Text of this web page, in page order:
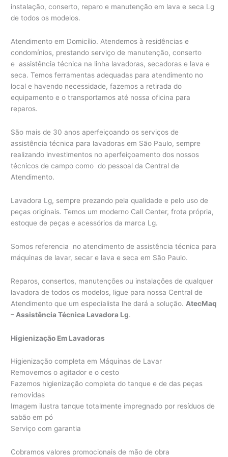
instalação, conserto, reparo e manutenção em lava e seca Lg
de todos os modelos.
Atendimento em Domicílio. Atendemos à residências e
condomínios, prestando serviço de manutenção, conserto
e assistência técnica na linha lavadoras, secadoras e lava e
seca. Temos ferramentas adequadas para atendimento no
local e havendo necessidade, fazemos a retirada do
equipamento e o transportamos até nossa oficina para
reparos.
São mais de 30 anos aperfeiçoando os serviços de
assistência técnica para lavadoras em São Paulo, sempre
realizando investimentos no aperfeiçoamento dos nossos
técnicos de campo como do pessoal da Central de
Atendimento.
Lavadora Lg, sempre prezando pela qualidade e pelo uso de
peças originais. Temos um moderno Call Center, frota própria,
estoque de peças e acessórios da marca Lg.
Somos referencia no atendimento de assistência técnica para
máquinas de lavar, secar e lava e seca em São Paulo.
Reparos, consertos, manutenções ou instalações de qualquer
lavadora de todos os modelos, ligue para nossa Central de
Atendimento que um especialista lhe dará a solução. AtecMaq
– Assistência Técnica Lavadora Lg.
Higienização Em Lavadoras
Higienização completa em Máquinas de Lavar
Removemos o agitador e o cesto
Fazemos higienização completa do tanque e de das peças
removidas
Imagem ilustra tanque totalmente impregnado por resíduos de
sabão em pó
Serviço com garantia
Cobramos valores promocionais de mão de obra